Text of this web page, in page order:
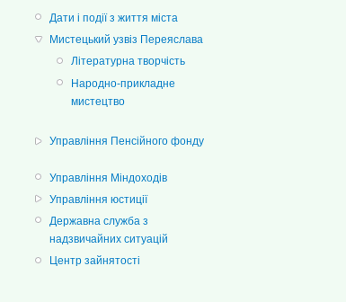
Дати і події з життя міста
Мистецький узвіз Переяслава
Літературна творчість
Народно-прикладне
мистецтво
Управління Пенсійного фонду
Управління Міндоходів
Управління юстиції
Державна служба з
надзвичайних ситуацій
Центр зайнятості